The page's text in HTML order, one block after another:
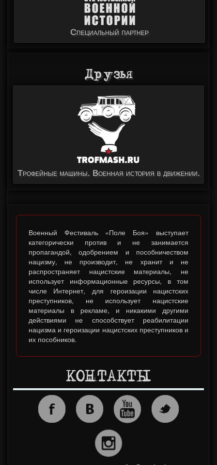
Специальный партнер
Друзья
Трофейные машины. Военная история в движении.
Военный Фестиваль «Поле Боя» выступает
категорически против и не занимается
пропагандой, одобрением и пособничеством
нацизму, не производит, не хранит и не
распространяет нацистские материалы, не
использует информационные ресурсы, в том
числе Интернет, для героизации нацистских
преступников, не использует нацистские
материалы в рекламе, и никакими другими
действиями не способствует реабилитации
нацизма и героизации нацистских преступников и
их пособников.
КОНТАКТЫ